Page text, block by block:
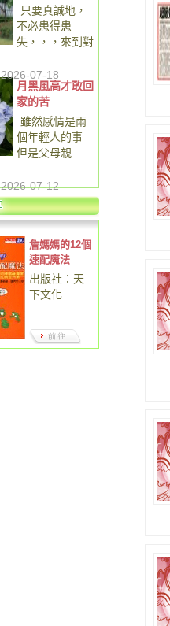
只要真誠地，
不必患得患
失，，，來到對
2026-07-18
月黑風高才敢回
家的苦
雖然感情是兩
個年輕人的事
但是父母親
2026-07-12
詹媽媽的12個
速配魔法
出版社：天
下文化